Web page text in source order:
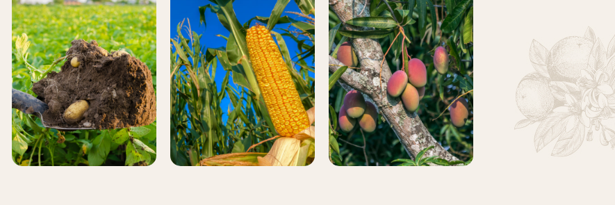
PATATA
Más
información
MAÍZ
Más
información
MANGO
Más
información